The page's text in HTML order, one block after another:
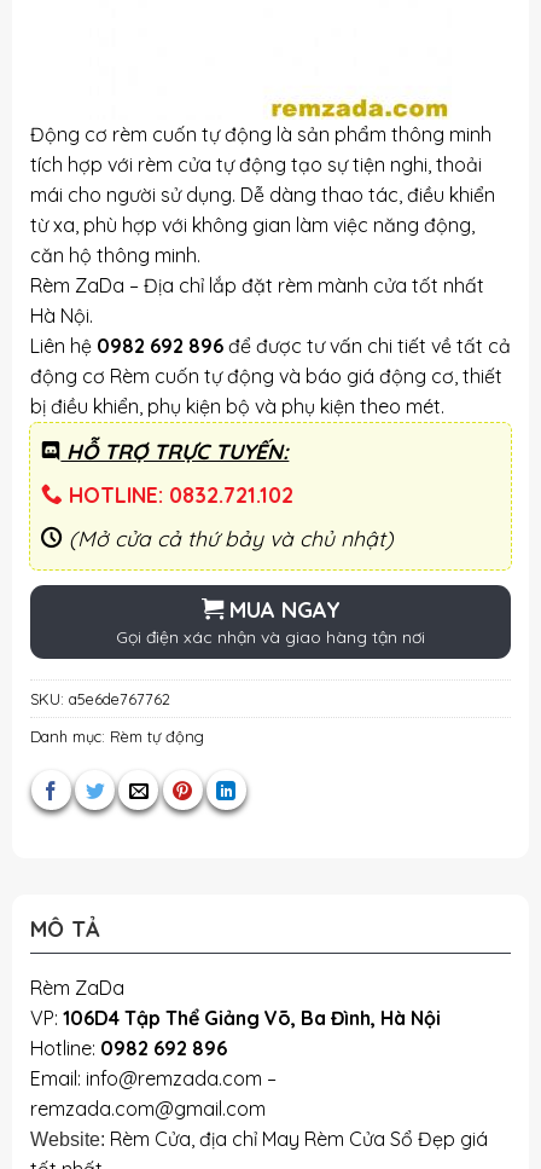
Động cơ rèm cuốn tự động là sản phẩm thông minh
tích hợp với rèm cửa tự động tạo sự tiện nghi, thoải
mái cho người sử dụng. Dễ dàng thao tác, điều khiển
từ xa, phù hợp với không gian làm việc năng động,
căn hộ thông minh.
Rèm ZaDa – Địa chỉ lắp đặt rèm mành cửa tốt nhất
Hà Nội.
Liên hệ 0982 692 896để được tư vấn chi tiết về tất cả
động cơ Rèm cuốn tự động và báo giá động cơ, thiết
bị điều khiển, phụ kiện bộ và phụ kiện theo mét.
HỖ TRỢ TRỰC TUYẾN:
HOTLINE: 0832.721.102
(Mở cửa cả thứ bảy và chủ nhật)
MUA NGAY
Gọi điện xác nhận và giao hàng tận nơi
SKU: a5e6de767762
Danh mục: Rèm tự động
MÔ TẢ
Rèm ZaDa
VP: 106D4 Tập Thể Giảng Võ, Ba Đình, Hà Nội
Hotline: 0982 692 896
Email: info@remzada.com –
remzada.com@gmail.com
Website: Rèm Cửa, địa chỉ May Rèm Cửa Sổ Đẹp giá